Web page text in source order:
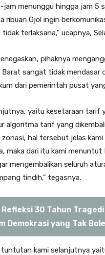
jam menunggu hingga jam
ribuan Ojol ingin
terlaksana,” ucapnya,
pihaknya
Barat sangat tidak
dari pemerintah pusat
yaitu kesetaraan tarif
algoritma tarif yang
hal tersebut jelas
maka dari itu kami menuntut
mengembalikan seluruh
tindih,” tegasnya.
Refleksi 30 Tahun
Demokrasi yang Tak
kami selanjutnya